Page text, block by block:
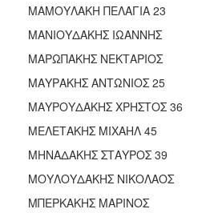
ΜΑΜΟΥΛΑΚΗ ΠΕΛΑΓΙΑ 23
ΜΑΝΙΟΥΔΑΚΗΣ ΙΩΑΝΝΗΣ
ΜΑΡΩΠΑΚΗΣ ΝΕΚΤΑΡΙΟΣ
ΜΑΥΡΑΚΗΣ ΑΝΤΩΝΙΟΣ 25
ΜΑΥΡΟΥΔΑΚΗΣ ΧΡΗΣΤΟΣ 36
ΜΕΛΕΤΑΚΗΣ ΜΙΧΑΗΛ 45
ΜΗΝΑΔΑΚΗΣ ΣΤΑΥΡΟΣ 39
ΜΟΥΛΟΥΔΑΚΗΣ ΝΙΚΟΛΑΟΣ
ΜΠΕΡΚΑΚΗΣ ΜΑΡΙΝΟΣ